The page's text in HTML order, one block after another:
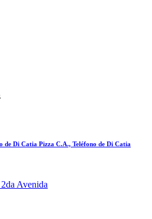
de Di Catia Pizza C.A., Teléfono de Di Catia
Avenida